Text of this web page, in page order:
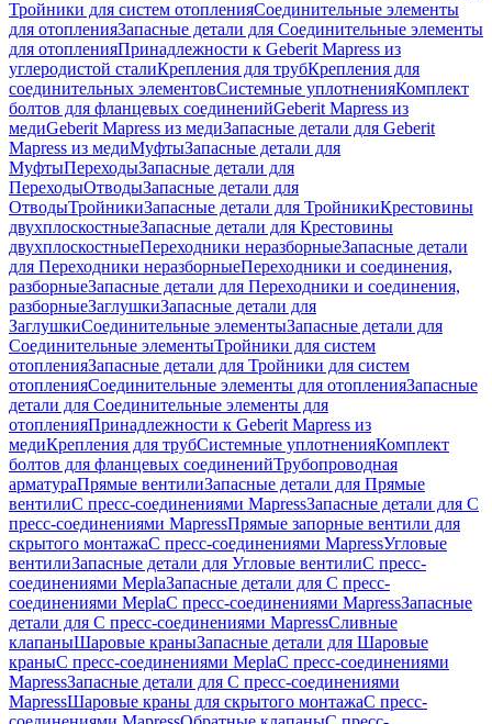
Тройники для систем отопленияСоединительные элементы
для отопленияЗапасные детали для Соединительные элементы
для отопленияПринадлежности к Geberit Mapress из
углеродистой сталиКрепления для трубКрепления для
соединительных элементовСистемные уплотненияКомплект
болтов для фланцевых соединенийGeberit Mapress из
медиGeberit Mapress из медиЗапасные детали для Geberit
Mapress из медиМуфтыЗапасные детали для
МуфтыПереходыЗапасные детали для
ПереходыОтводыЗапасные детали для
ОтводыТройникиЗапасные детали для ТройникиКрестовины
двухплоскостныеЗапасные детали для Крестовины
двухплоскостныеПереходники неразборныеЗапасные детали
для Переходники неразборныеПереходники и соединения,
разборныеЗапасные детали для Переходники и соединения,
разборныеЗаглушкиЗапасные детали для
ЗаглушкиСоединительные элементыЗапасные детали для
Соединительные элементыТройники для систем
отопленияЗапасные детали для Тройники для систем
отопленияСоединительные элементы для отопленияЗапасные
детали для Соединительные элементы для
отопленияПринадлежности к Geberit Mapress из
медиКрепления для трубСистемные уплотненияКомплект
болтов для фланцевых соединенийТрубопроводная
арматураПрямые вентилиЗапасные детали для Прямые
вентилиС пресс-соединениями MapressЗапасные детали для С
пресс-соединениями MapressПрямые запорные вентили для
скрытого монтажаС пресс-соединениями MapressУгловые
вентилиЗапасные детали для Угловые вентилиС пресс-
соединениями MeplaЗапасные детали для С пресс-
соединениями MeplaС пресс-соединениями MapressЗапасные
детали для С пресс-соединениями MapressСливные
клапаныШаровые краныЗапасные детали для Шаровые
краныС пресс-соединениями MeplaС пресс-соединениями
MapressЗапасные детали для С пресс-соединениями
MapressШаровые краны для скрытого монтажаС пресс-